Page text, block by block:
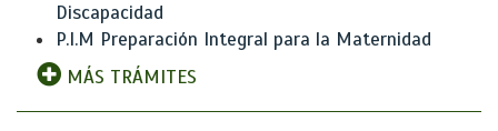
Discapacidad
P.I.M Preparación Integral para la Maternidad
MÁS TRÁMITES